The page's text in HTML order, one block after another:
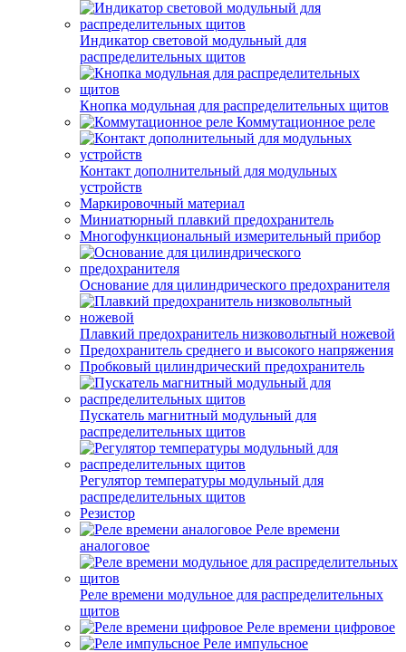
Индикатор световой модульный для
распределительных щитов
Кнопка модульная для распределительных щитов
Коммутационное реле
Контакт дополнительный для модульных
устройств
Маркировочный материал
Миниатюрный плавкий предохранитель
Многофункциональный измерительный прибор
Основание для цилиндрического предохранителя
Плавкий предохранитель низковольтный ножевой
Предохранитель среднего и высокого напряжения
Пробковый цилиндрический предохранитель
Пускатель магнитный модульный для
распределительных щитов
Регулятор температуры модульный для
распределительных щитов
Резистор
Реле времени
аналоговое
Реле времени модульное для распределительных
щитов
Реле времени цифровое
Реле импульсное